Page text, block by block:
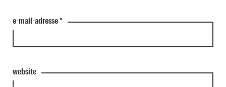
e-mail-adresse*
website